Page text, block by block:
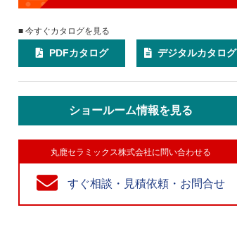
■ 今すぐカタログを見る
PDFカタログ デジタルカタログ
ショールーム情報を見る
丸鹿セラミックス株式会社に問い合わせる
すぐ相談・見積依頼・お問合せ